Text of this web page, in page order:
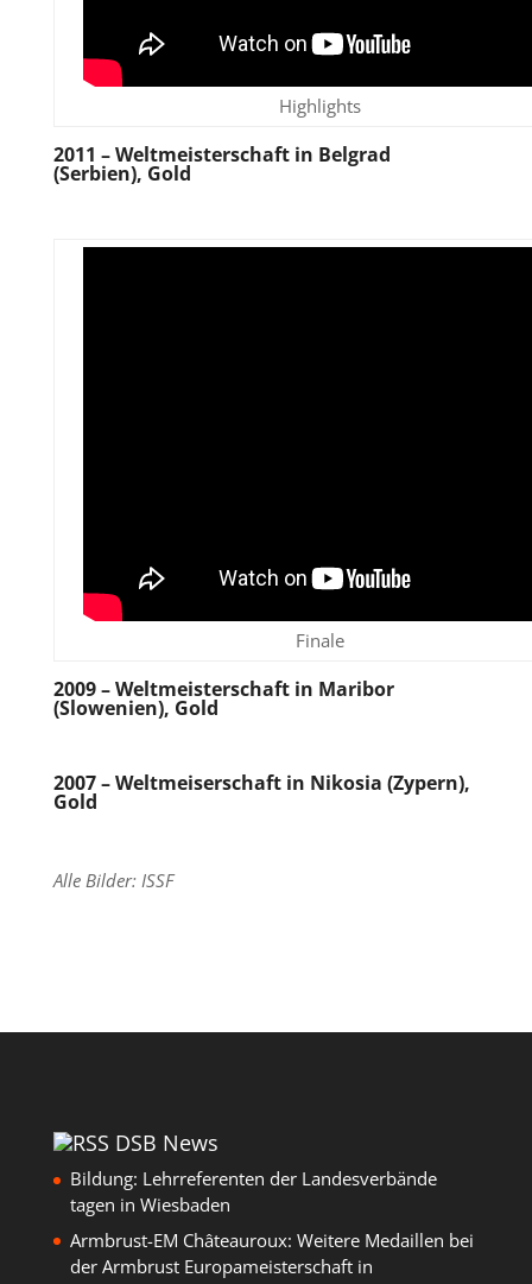
Highlights
2011 – Weltmeisterschaft in Belgrad
(Serbien), Gold
Finale
2009 – Weltmeisterschaft in Maribor
(Slowenien), Gold
2007 – Weltmeiserschaft in Nikosia (Zypern),
Gold
Alle Bilder: ISSF
DSB News
Bildung: Lehrreferenten der Landesverbände
tagen in Wiesbaden
Armbrust-EM Châteauroux: Weitere Medaillen bei
der Armbrust Europameisterschaft in